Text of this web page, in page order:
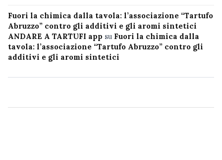
Fuori la chimica dalla tavola: l’associazione “Tartufo
Abruzzo” contro gli additivi e gli aromi sintetici
ANDARE A TARTUFI app su Fuori la chimica dalla
tavola: l’associazione “Tartufo Abruzzo” contro gli
additivi e gli aromi sintetici